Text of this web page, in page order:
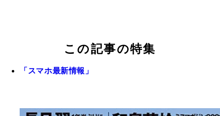
この記事の特集
「スマホ最新情報」